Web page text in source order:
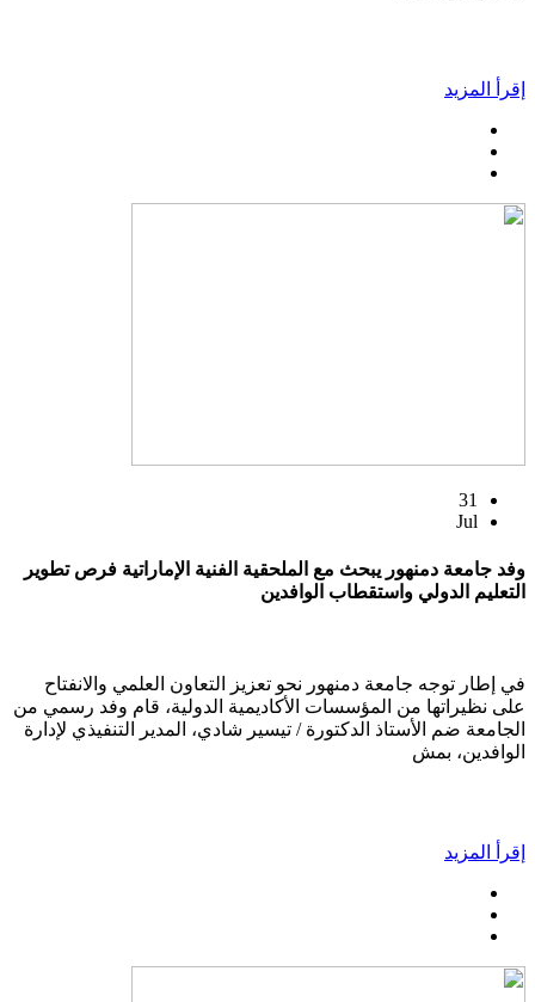
إقرأ المزيد
31
Jul
وفد جامعة دمنهور يبحث مع الملحقية الفنية الإماراتية فرص تطوير
التعليم الدولي واستقطاب الوافدين
في إطار توجه جامعة دمنهور نحو تعزيز التعاون العلمي والانفتاح
على نظيراتها من المؤسسات الأكاديمية الدولية، قام وفد رسمي من
الجامعة ضم الأستاذ الدكتورة / تيسير شادي، المدير التنفيذي لإدارة
الوافدين، بمش
إقرأ المزيد